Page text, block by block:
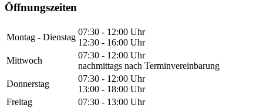
Öffnungszeiten
Montag - Dienstag
07:30 - 12:00 Uhr
12:30 - 16:00 Uhr
Mittwoch
07:30 - 12:00 Uhr
nachmittags nach Terminvereinbarung
Donnerstag
07:30 - 12:00 Uhr
13:00 - 18:00 Uhr
Freitag
07:30 - 13:00 Uhr